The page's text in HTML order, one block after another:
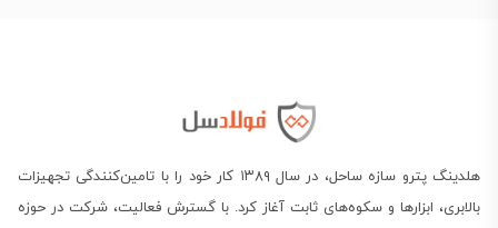
هلدینگ پترو سازه ساحل، در سال ۱۳۸۹ کار خود را با تامین‌کنندگی تجهیزات
بالابری، ابزارها و سکوه‌های ثابت آغاز کرد. با گسترش فعالیت، شرکت در حوزه